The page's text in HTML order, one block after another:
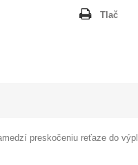
Tlač
preskočeniu reťaze do